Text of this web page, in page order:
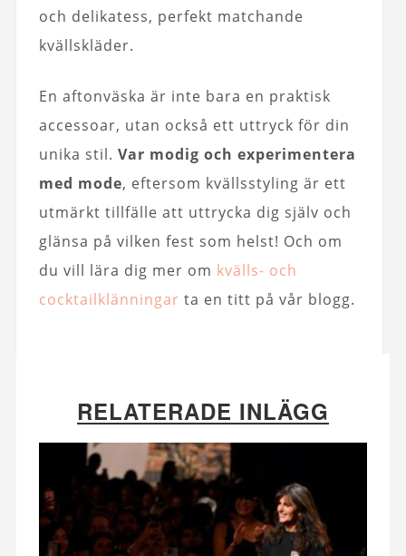
och delikatess, perfekt matchande
kvällskläder.
En aftonväska är inte bara en praktisk
accessoar, utan också ett uttryck för din
unika stil. Var modig och experimentera
med mode, eftersom kvällsstyling är ett
utmärkt tillfälle att uttrycka dig själv och
glänsa på vilken fest som helst! Och om
du vill lära dig mer om kvälls- och
cocktailklänningar ta en titt på vår blogg.
RELATERADE INLÄGG